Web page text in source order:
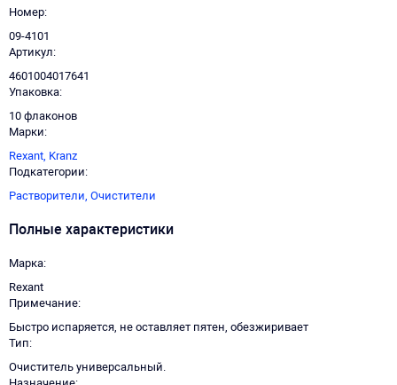
Номер
09-4101
Артикул
4601004017641
Упаковка
10 флаконов
Марки
Rexant, Kranz
Подкатегории
Растворители, Очистители
Полные характеристики
Марка
Rexant
Примечание
Быстро испаряется, не оставляет пятен, обезжиривает
Тип
Очиститель универсальный.